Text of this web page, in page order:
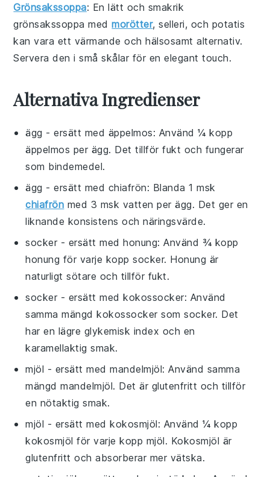
Grönsakssoppa: En lätt och smakrik
grönsakssoppa medmorötter,selleri, och potatis
kan vara ett värmande och hälsosamt alternativ.
Servera den i små skålar för en elegant touch.
Alternativa Ingredienser
ägg - ersätt med äppelmos: Använd ¼ kopp
äppelmos per ägg. Det tillför fukt och fungerar
som bindemedel.
ägg - ersätt med chiafrön: Blanda 1 msk
chiafrön med 3 msk vatten per ägg. Det ger en
liknande konsistens och näringsvärde.
socker - ersätt medhonung: Använd ¾ kopp
honung för varje kopp socker. Honung är
naturligt sötare och tillför fukt.
socker - ersätt medkokossocker: Använd
samma mängd kokossocker som socker. Det
har en lägre glykemisk index och en
karamellaktig smak.
mjöl - ersätt medmandelmjöl: Använd samma
mängd mandelmjöl. Det är glutenfritt och tillför
en nötaktig smak.
mjöl - ersätt medkokosmjöl: Använd ¼ kopp
kokosmjöl för varje kopp mjöl. Kokosmjöl är
glutenfritt och absorberar mer vätska.